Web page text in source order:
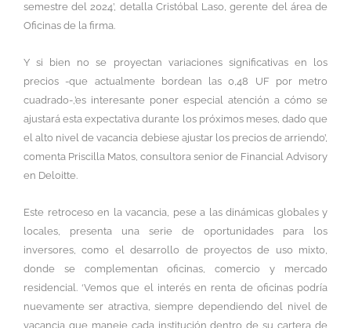
semestre del 2024’, detalla Cristóbal Laso, gerente del área de
Oficinas de la firma.
Y si bien no se proyectan variaciones significativas en los
precios -que actualmente bordean las 0,48 UF por metro
cuadrado-,’es interesante poner especial atención a cómo se
ajustará esta expectativa durante los próximos meses, dado que
el alto nivel de vacancia debiese ajustar los precios de arriendo’,
comenta Priscilla Matos, consultora senior de Financial Advisory
en Deloitte.
Este retroceso en la vacancia, pese a las dinámicas globales y
locales, presenta una serie de oportunidades para los
inversores, como el desarrollo de proyectos de uso mixto,
donde se complementan oficinas, comercio y mercado
residencial. ‘Vemos que el interés en renta de oficinas podría
nuevamente ser atractiva, siempre dependiendo del nivel de
vacancia que maneje cada institución dentro de su cartera de